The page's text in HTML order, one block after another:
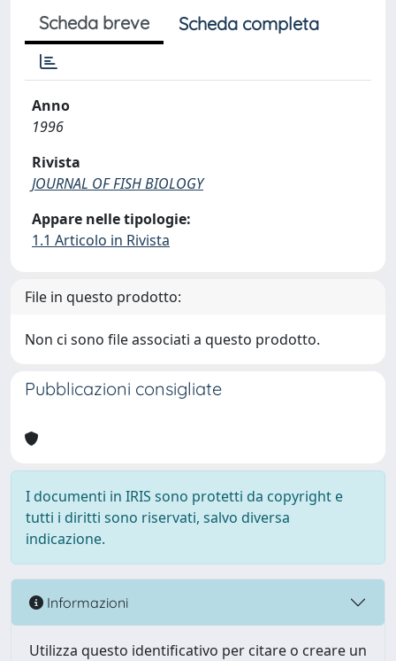
Scheda breve Scheda completa
Anno
1996
Rivista
JOURNAL OF FISH BIOLOGY
Appare nelle tipologie:
1.1 Articolo in Rivista
File in questo prodotto:
Non ci sono file associati a questo prodotto.
Pubblicazioni consigliate
I documenti in IRIS sono protetti da copyright e
tutti i diritti sono riservati, salvo diversa
indicazione.
Informazioni
Utilizza questo identificativo per citare o creare un